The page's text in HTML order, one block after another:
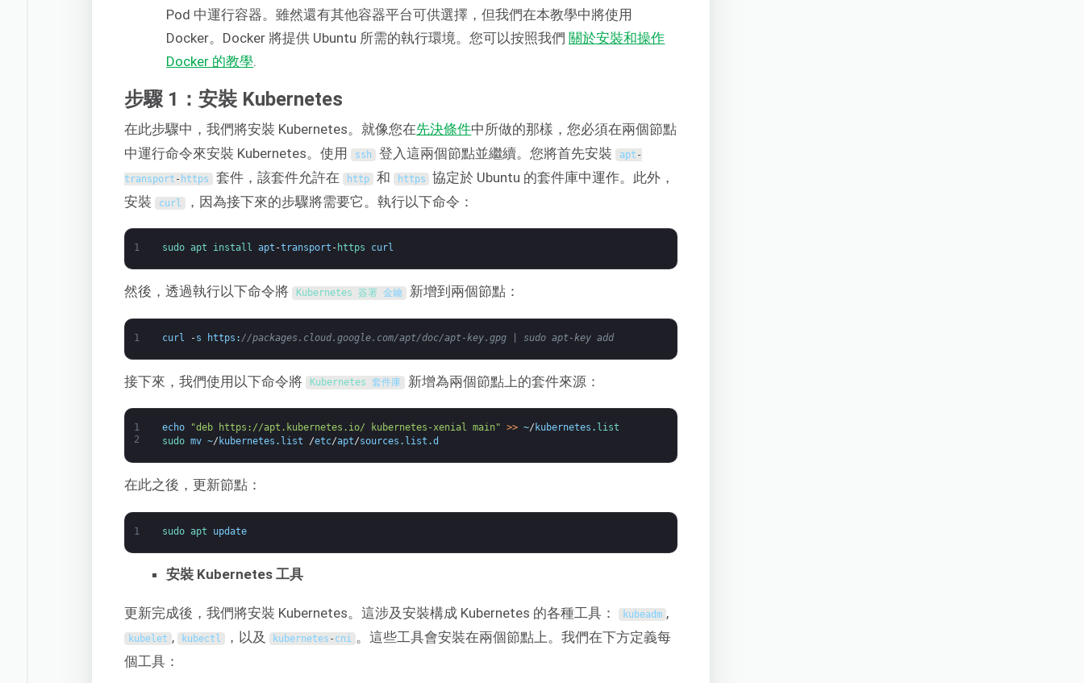
Pod 中運行容器。雖然還有其他容器平台可供選擇，但我們在本教學中將使用
Docker。Docker 將提供 Ubuntu 所需的執行環境。您可以按照我們關於安裝和操作
Docker 的教學
步驟 1：安裝 Kubernetes
在此步驟中，我們將安裝 Kubernetes。就像您在先決條件中所做的那樣，您必須在兩個節點
中運行命令來安裝 Kubernetes。使用 ssh 登入這兩個節點並繼續。您將首先安裝 apt -
transport - https 套件，該套件允許在 http 和 https
協定於 Ubuntu 的套件庫中運作。此外，
安裝 curl ，因為接下來的步驟將需要它。執行以下命令：
1 sudo apt install apt -transport - https curl
然後，透過執行以下命令將 Kubernetes 簽署 金鑰 新增到兩個節點：
1 curl -s https : //packages.cloud.google.com/apt/doc/apt-key.gpg | sudo apt-key add
接下來，我們使用以下命令將 Kubernetes 套件庫 新增為兩個節點上的套件來源：
1
2
echo "deb https://apt.kubernetes.io/ kubernetes-xenial main" >> ~/ kubernetes . list
sudo mv ~/ kubernetes . list /etc/apt/sources . list .d
在此之後，更新節點：
1 sudo apt update
安裝 Kubernetes 工具
更新完成後，我們將安裝 Kubernetes。這涉及安裝構成 Kubernetes 的各種工具： kubeadm ,
kubelet , kubectl ，以及 kubernetes - cni 。這些工具會安裝在兩個節點上。我們在下方定義每
個工具：